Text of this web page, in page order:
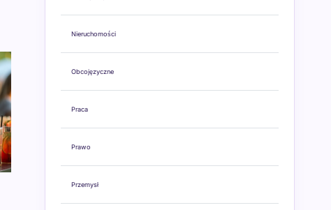
Nieruchomości
Obcojęzyczne
Praca
Prawo
Przemysł